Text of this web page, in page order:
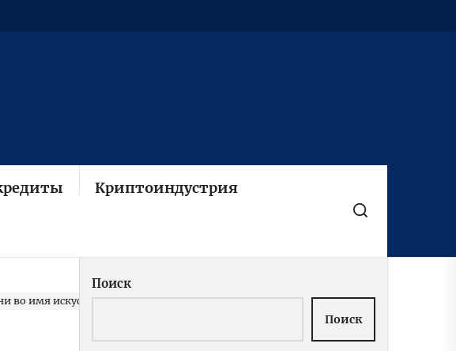
Криптоиндустрия
во имя искусства
Поиск
Поиск